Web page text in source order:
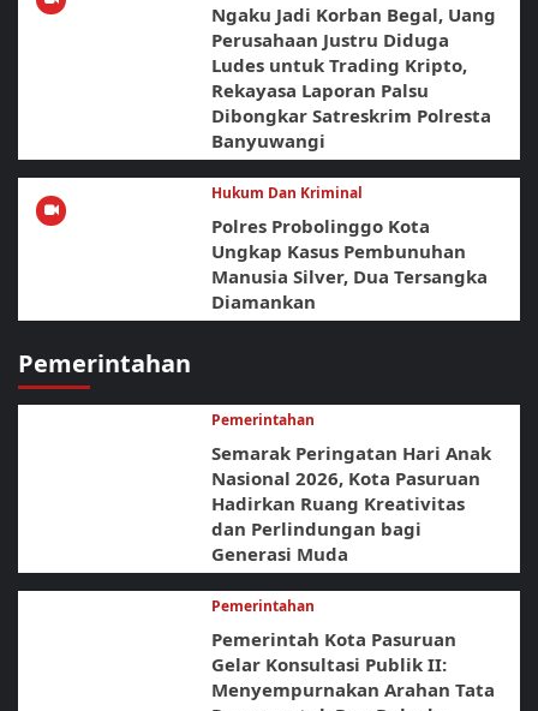
Ngaku Jadi Korban Begal, Uang
Perusahaan Justru Diduga
Ludes untuk Trading Kripto,
Rekayasa Laporan Palsu
Dibongkar Satreskrim Polresta
Banyuwangi
Hukum Dan Kriminal
Polres Probolinggo Kota
Ungkap Kasus Pembunuhan
Manusia Silver, Dua Tersangka
Diamankan
Pemerintahan
Pemerintahan
Semarak Peringatan Hari Anak
Nasional 2026, Kota Pasuruan
Hadirkan Ruang Kreativitas
dan Perlindungan bagi
Generasi Muda
Pemerintahan
Pemerintah Kota Pasuruan
Gelar Konsultasi Publik II:
Menyempurnakan Arahan Tata